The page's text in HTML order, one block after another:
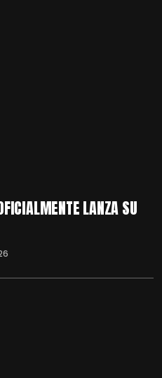
LANZA SU